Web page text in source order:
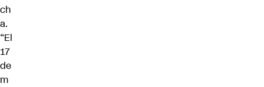
ch
a.
“El
17
de
m